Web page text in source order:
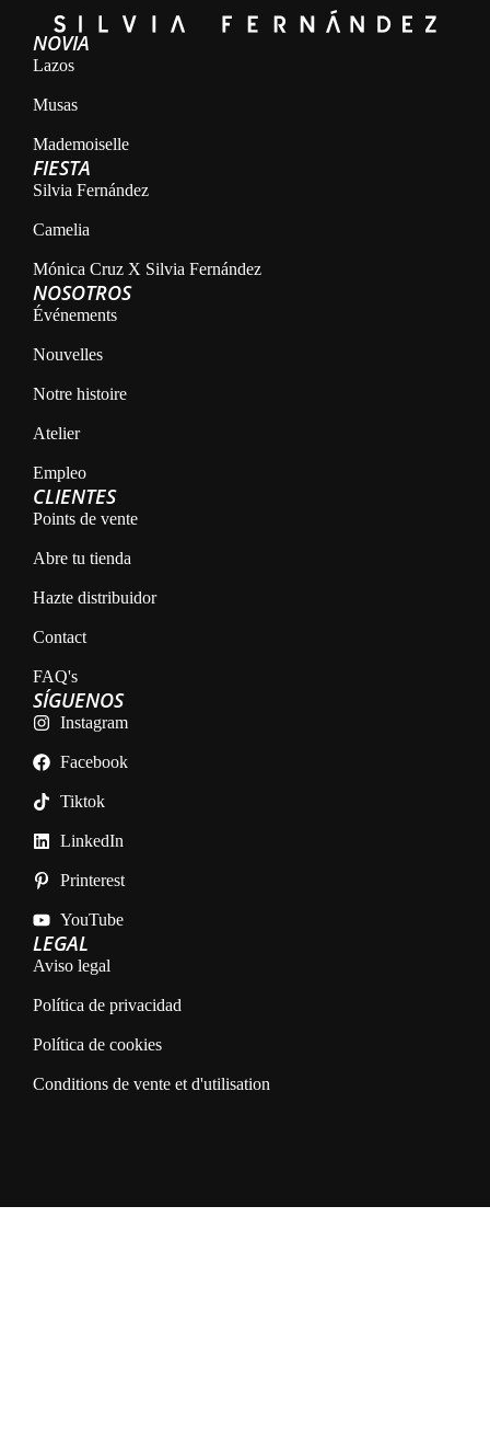
NOVIA
Lazos
Musas
Mademoiselle
FIESTA
Silvia Fernández
Camelia
Mónica Cruz X Silvia Fernández
NOSOTROS
Événements
Nouvelles
Notre histoire
Atelier
Empleo
CLIENTES
Points de vente
Abre tu tienda
Hazte distribuidor
Contact
FAQ's
LEGAL
Aviso legal
Política de privacidad
Política de cookies
Conditions de vente et d'utilisation
SÍGUENOS
Instagram
Facebook
Tiktok
LinkedIn
Printerest
YouTube